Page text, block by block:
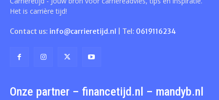
Het is carrière tijd!
Contact us: info@carrieretijd.nl | Tel: 0619116234
Onze partner – financetijd.nl – mandyb.nl